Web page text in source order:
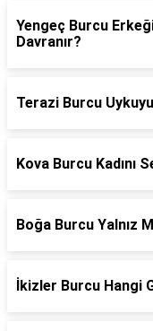
Yengeç Burcu
Davranır?
Terazi Burcu
Kova Burcu Kadını
Boğa Burcu Yalnız
İkizler Burcu Hangi